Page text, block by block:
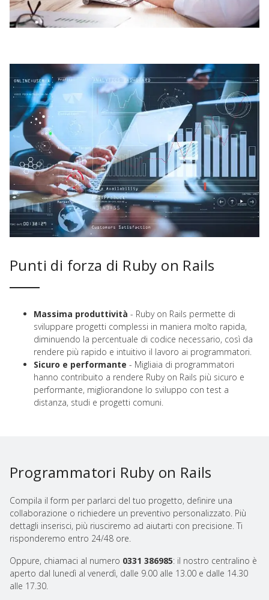
Punti di forza di Ruby on Rails
Massima produttività - Ruby on Rails permette di
sviluppare progetti complessi in maniera molto rapida,
diminuendo la percentuale di codice necessario, così da
rendere più rapido e intuitivo il lavoro ai programmatori.
Sicuro e performante - Migliaia di programmatori
hanno contribuito a rendere Ruby on Rails più sicuro e
performante, migliorandone lo sviluppo con test a
distanza, studi e progetti comuni.
Programmatori Ruby on Rails
Compila il form per parlarci del tuo progetto, definire una
collaborazione o richiedere un preventivo personalizzato. Più
dettagli inserisci, più riusciremo ad aiutarti con precisione. Ti
risponderemo entro 24/48 ore.
Oppure, chiamaci al numero 0331 386985: il nostro centralino è
aperto dal lunedì al venerdì, dalle 9.00 alle 13.00 e dalle 14.30
alle 17.30.